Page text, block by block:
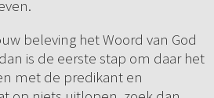
beleving het Woord van God
is de eerste stap om daar het
met de predikant en